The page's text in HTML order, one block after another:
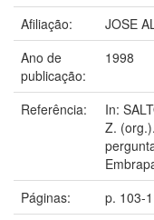
Afiliação:
JOSE
Ano de
publicação:
1998
Referência:
In:
Z.
Páginas:
p. 103-